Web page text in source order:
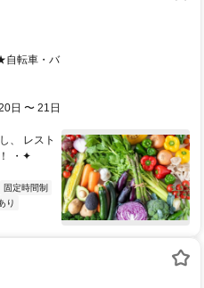
自転車・バ
日 〜 21日
、 レスト
・✦
固定時間制
り